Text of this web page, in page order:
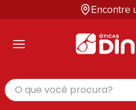
Encontre
Masculino
Feminino
Categorias
Masculino
Correntes
para
Busque
Categoria
Armações
O que você procura?